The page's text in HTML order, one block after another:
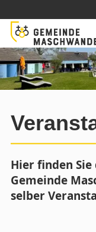
Hier finden
Gemeinde
selber